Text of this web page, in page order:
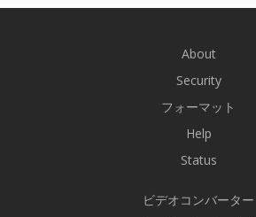
About
Security
フォーマット
Help
Status
ビデオコンバーター